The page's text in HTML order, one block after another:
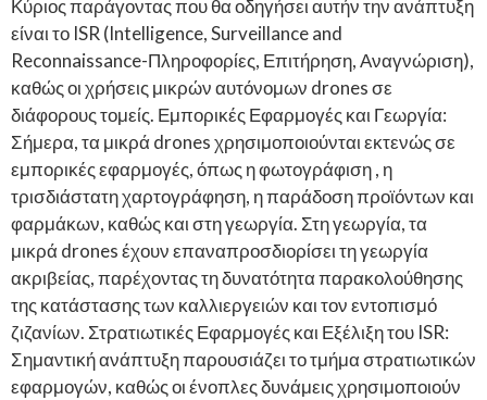
Κύριος παράγοντας που θα οδηγήσει αυτήν την ανάπτυξη
είναι το ISR (Intelligence, Surveillance and
Reconnaissance-Πληροφορίες, Επιτήρηση, Αναγνώριση),
καθώς οι χρήσεις μικρών αυτόνομων drones σε
διάφορους τομείς. Εμπορικές Εφαρμογές και Γεωργία:
Σήμερα, τα μικρά drones χρησιμοποιούνται εκτενώς σε
εμπορικές εφαρμογές, όπως η φωτογράφιση , η
τρισδιάστατη χαρτογράφηση, η παράδοση προϊόντων και
φαρμάκων, καθώς και στη γεωργία. Στη γεωργία, τα
μικρά drones έχουν επαναπροσδιορίσει τη γεωργία
ακριβείας, παρέχοντας τη δυνατότητα παρακολούθησης
της κατάστασης των καλλιεργειών και τον εντοπισμό
ζιζανίων. Στρατιωτικές Εφαρμογές και Εξέλιξη του ISR:
Σημαντική ανάπτυξη παρουσιάζει το τμήμα στρατιωτικών
εφαρμογών, καθώς οι ένοπλες δυνάμεις χρησιμοποιούν